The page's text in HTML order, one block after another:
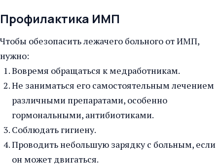
Профилактика ИМП
Чтобы обезопасить лежачего больного от ИМП,
нужно:
Вовремя обращаться к медработникам.
Не заниматься его самостоятельным лечением
различными препаратами, особенно
гормональными, антибиотиками.
Соблюдать гигиену.
Проводить небольшую зарядку с больным, если
он может двигаться.